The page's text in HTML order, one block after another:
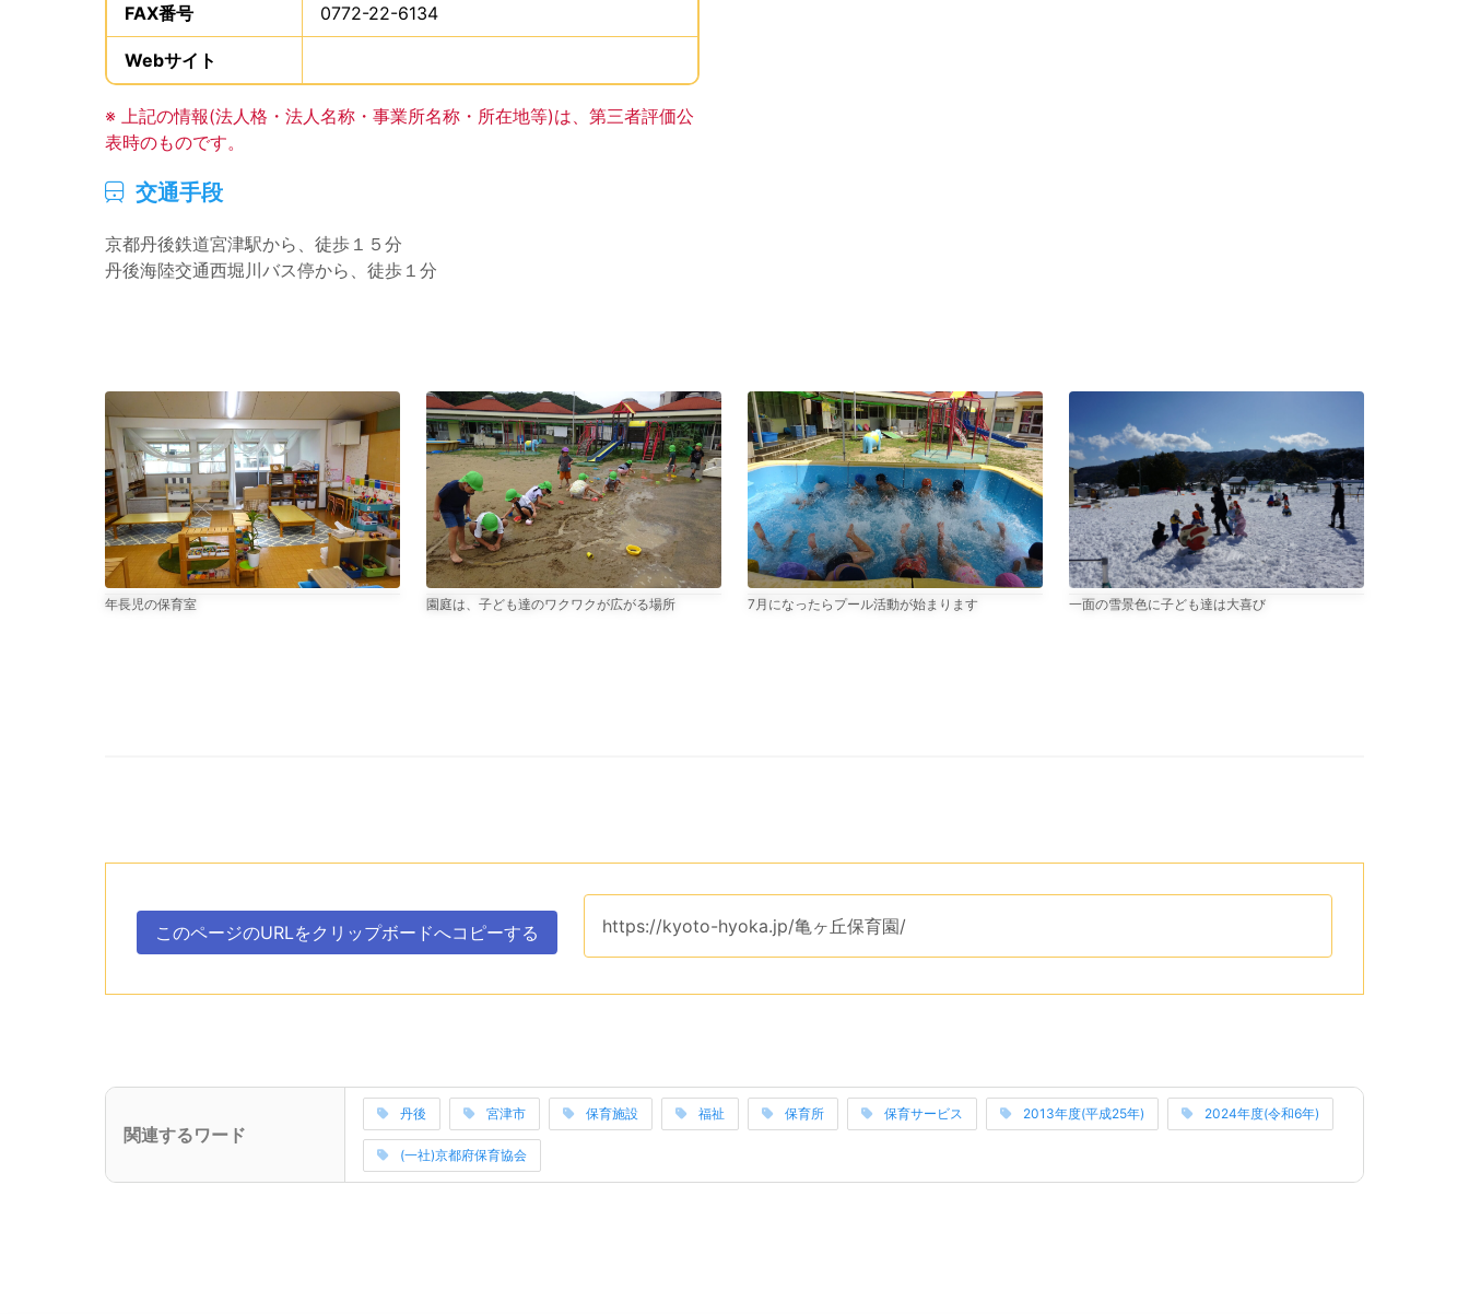
FAX番号 0772-22-6134
Webサイト
事業所の基礎データの読み上げは以上です。
※ 上記の情報(法人格・法人名称・事業所名称・所在地等)は、第三者評価公
表時のものです。
(サブタイトル)
交通手段
京都丹後鉄道宮津駅から、徒歩１５分
丹後海陸交通西堀川バス停から、徒歩１分
写真1枚目のキャプション、
年長児の保育室 写真2枚目のキャプション、
園庭は、子ども達のワクワクが広がる場所 写真3枚目のキャプション、
7月になったらプール活動が始まります 写真4枚目のキャプション、
一面の雪景色に子ども達は大喜び
次のコンテンツはこのページのURLを、クリップボードへコピーするためのユーティリティエリアです。クリップボードへコピーするためのボタンがあります。
ボタン、
このページのURLをクリップボードへコピーする
。
このページのURLは、
https://kyoto-hyoka.jp/亀ヶ丘保育園/
次のコンテンツはこの事業所に関連するワードを表示するエリアです。関連ワードそれぞれは当サイトのカテゴリーのリンクになっています。
(サブタイトル)
関連するワード
丹後 宮津市 保育施設 福祉 保育所 保育サービス 2013年度(平成25年) 2024年度(令和6年)
(一社)京都府保育協会
関連ワードの読み上げは以上です。